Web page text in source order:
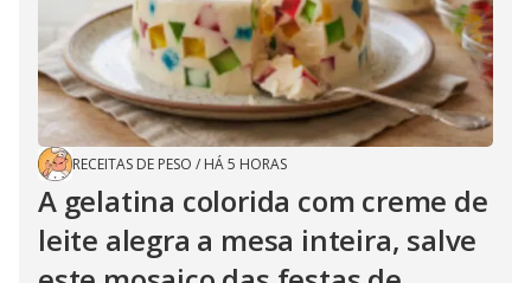
RECEITAS DE PESO / HÁ 5 HORAS
A gelatina colorida com creme de
leite alegra a mesa inteira, salve